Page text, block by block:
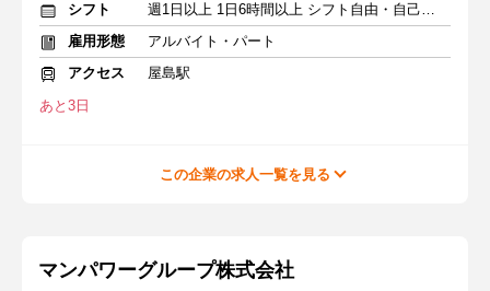
シフト
週1日以上 1日6時間以上 シフト自由・自己申告
雇用形態
アルバイト・パート
アクセス
屋島駅
あと3日
この企業の求人一覧を見る
マンパワーグループ株式会社